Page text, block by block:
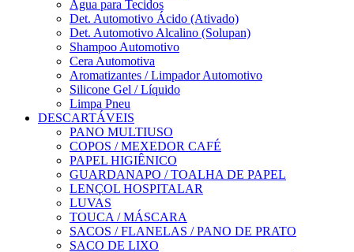
Água para Tecidos
Det. Automotivo Ácido (Ativado)
Det. Automotivo Alcalino (Solupan)
Shampoo Automotivo
Cera Automotiva
Aromatizantes / Limpador Automotivo
Silicone Gel / Líquido
Limpa Pneu
DESCARTÁVEIS
PANO MULTIUSO
COPOS / MEXEDOR CAFÉ
PAPEL HIGIÊNICO
GUARDANAPO / TOALHA DE PAPEL
LENÇOL HOSPITALAR
LUVAS
TOUCA / MÁSCARA
SACOS / FLANELAS / PANO DE PRATO
SACO DE LIXO